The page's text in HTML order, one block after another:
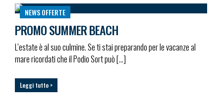
NEWSOFFERTE
PROMO SUMMER BEACH
L’estate è al suo culmine. Se ti stai preparando per le vacanze al
mare ricordati che il Podio Sort può […]
Leggi tutto >